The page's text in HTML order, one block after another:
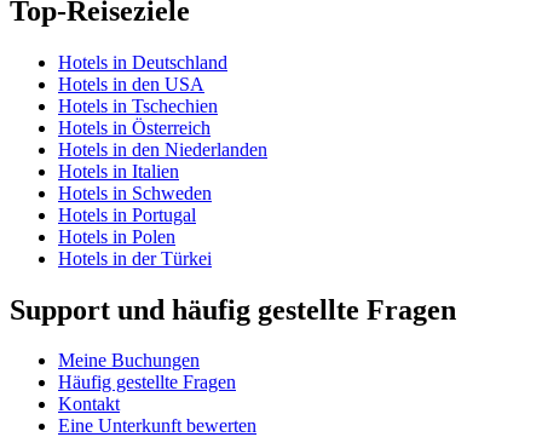
Top-Reiseziele
Hotels in Deutschland
Hotels in den USA
Hotels in Tschechien
Hotels in Österreich
Hotels in den Niederlanden
Hotels in Italien
Hotels in Schweden
Hotels in Portugal
Hotels in Polen
Hotels in der Türkei
Support und häufig gestellte Fragen
Meine Buchungen
Häufig gestellte Fragen
Kontakt
Eine Unterkunft bewerten